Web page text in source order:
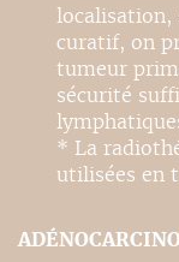
curatif, on
tumeur
sécurité
* La
utilisées en